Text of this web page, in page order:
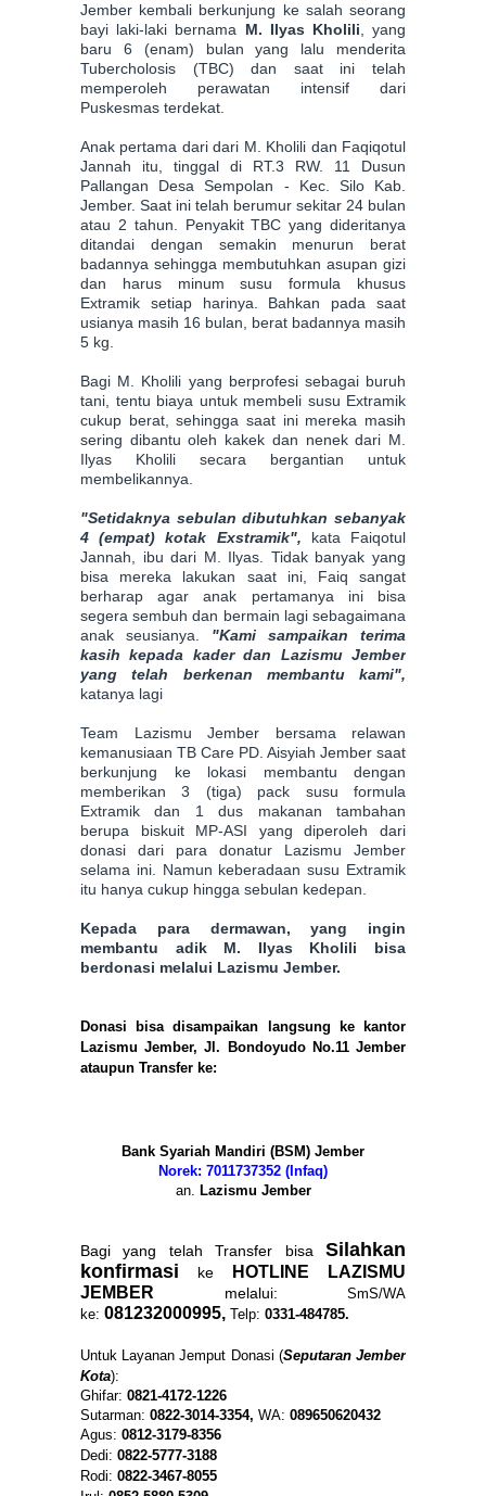
Jember kembali berkunjung ke salah seorang
bayi laki-laki bernama M. Ilyas Kholili , yang
baru 6 (enam) bulan yang lalu menderita
Tubercholosis (TBC) dan saat ini telah
memperoleh perawatan intensif dari
Puskesmas terdekat.
Anak pertama dari dari M. Kholili dan Faqiqotul
Jannah itu, tinggal di RT.3 RW. 11 Dusun
Pallangan Desa Sempolan - Kec. Silo Kab.
Jember. Saat ini telah berumur sekitar 24 bulan
atau 2 tahun. Penyakit TBC yang dideritanya
ditandai dengan semakin menurun berat
badannya sehingga membutuhkan asupan gizi
dan harus minum susu formula khusus
Extramik setiap harinya. Bahkan pada saat
usianya masih 16 bulan, berat badannya masih
5 kg.
Bagi M. Kholili yang berprofesi sebagai buruh
tani, tentu biaya untuk membeli susu Extramik
cukup berat, sehingga saat ini mereka masih
sering dibantu oleh kakek dan nenek dari M.
Ilyas Kholili secara bergantian untuk
membelikannya.
"Setidaknya sebulan dibutuhkan sebanyak
4 (empat) kotak Exstramik", kata Faiqotul
Jannah, ibu dari M. Ilyas. Tidak banyak yang
bisa mereka lakukan saat ini, Faiq sangat
berharap agar anak pertamanya ini bisa
segera sembuh dan bermain lagi sebagaimana
anak seusianya. "Kami sampaikan terima
kasih kepada kader dan Lazismu Jember
yang telah berkenan membantu kami",
katanya lagi
Team Lazismu Jember bersama relawan
kemanusiaan TB Care PD. Aisyiah Jember saat
berkunjung ke lokasi membantu dengan
memberikan 3 (tiga) pack susu formula
Extramik dan 1 dus makanan tambahan
berupa biskuit MP-ASI yang diperoleh dari
donasi dari para donatur Lazismu Jember
selama ini. Namun keberadaan susu Extramik
itu hanya cukup hingga sebulan kedepan.
Kepada para dermawan, yang ingin
membantu adik M. Ilyas Kholili bisa
berdonasi melalui Lazismu Jember.
Donasi bisa disampaikan langsung ke kantor
Lazismu Jember, Jl. Bondoyudo No.11 Jember
ataupun Transfer ke:
Bank Syariah Mandiri (BSM) Jember
Norek: 7011737352 (Infaq)
an. Lazismu Jember
Bagi yang telah Transfer bisa Silahkan
konfirmasi ke
HOTLINE LAZISMU
JEMBER
melalui: SmS/WA
ke: 081232000995, Telp: 0331-484785.
Untuk Layanan Jemput Donasi (Seputaran Jember
Kota):
Ghifar: 0821-4172-1226
Sutarman: 0822-3014-3354, WA: 089650620432
Agus: 0812-3179-8356
Dedi: 0822-5777-3188
Rodi: 0822-3467-8055